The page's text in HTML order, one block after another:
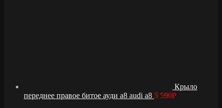
Крыло
переднее правое битое ауди а8 audi a8 5 590Р